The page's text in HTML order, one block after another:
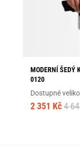
MODERNÍ ŠEDÝ
0120
Dostupné
2 351 Kč 4